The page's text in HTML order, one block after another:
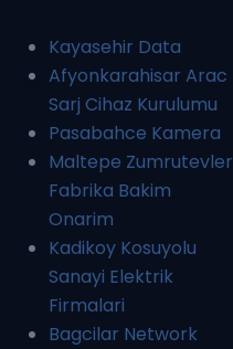
Kayasehir Data
Afyonkarahisar Arac
Sarj Cihaz Kurulumu
Pasabahce Kamera
Maltepe Zumrutevler
Fabrika Bakim
Onarim
Kadikoy Kosuyolu
Sanayi Elektrik
Firmalari
Bagcilar Network